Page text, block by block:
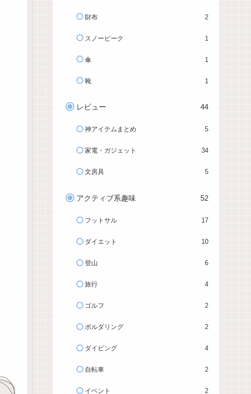
財布 2
スノーピーク 1
傘 1
靴 1
レビュー 44
神アイテムまとめ 5
家電・ガジェット 34
文房具 5
アクティブ系趣味 52
フットサル 17
ダイエット 10
登山 6
旅行 4
ゴルフ 2
ボルダリング 2
ダイビング 4
自転車 2
イベント 2